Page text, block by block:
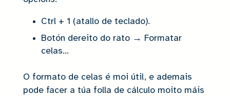
Ctrl + 1 (atallo de teclado).
Botón dereito do rato → Formatar
celas...
O formato de celas é moi útil, e ademais
pode facer a túa folla de cálculo moito máis